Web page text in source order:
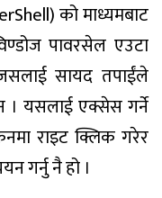
को माध्यमबाट
पावरसेल एउटा
सायद तपाईंले
। यसलाई एक्सेस गर्ने
राइट क्लिक गरेर
गर्नु नै हो ।